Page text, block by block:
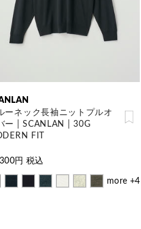
ーネック長袖ニットプルオ
ー | SCANLAN | 30G
FIT
円 税込
more +4